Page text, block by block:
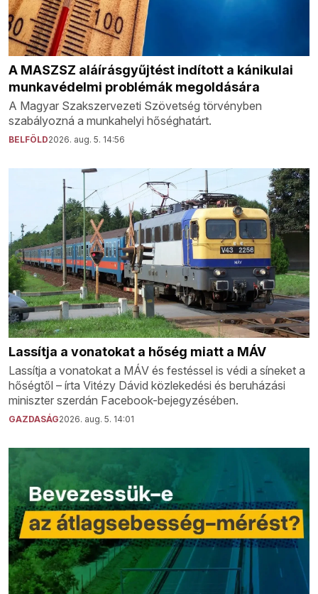
A MASZSZ aláírásgyűjtést indított a kánikulai
munkavédelmi problémák megoldására
A Magyar Szakszervezeti Szövetség törvényben
szabályozná a munkahelyi hőséghatárt.
BELFÖLD2026. aug. 5. 14:56
Lassítja a vonatokat a hőség miatt a MÁV
Lassítja a vonatokat a MÁV és festéssel is védi a síneket a
hőségtől – írta Vitézy Dávid közlekedési és beruházási
miniszter szerdán Facebook-bejegyzésében.
GAZDASÁG2026. aug. 5. 14:01